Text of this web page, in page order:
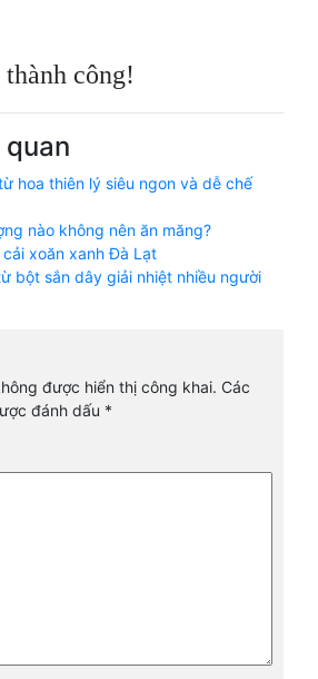
công!
quan
hoa thiên lý siêu ngon và dễ chế
nào không nên ăn măng?
xoăn xanh Đà Lạt
bột sắn dây giải nhiệt nhiều người
được hiển thị công khai. Các
đánh dấu *